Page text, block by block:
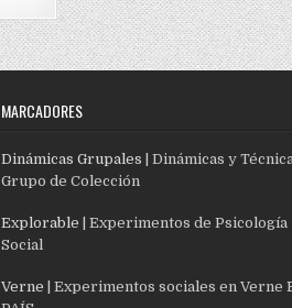
MARCADORES
Dinámicas Grupales | Dinámicas y
Grupo de Colección
Explorable | Experimentos de Psicología
Social
Verne | Experimentos sociales en Verne